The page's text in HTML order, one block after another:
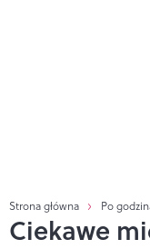
Strona główna Po
Ciekawe